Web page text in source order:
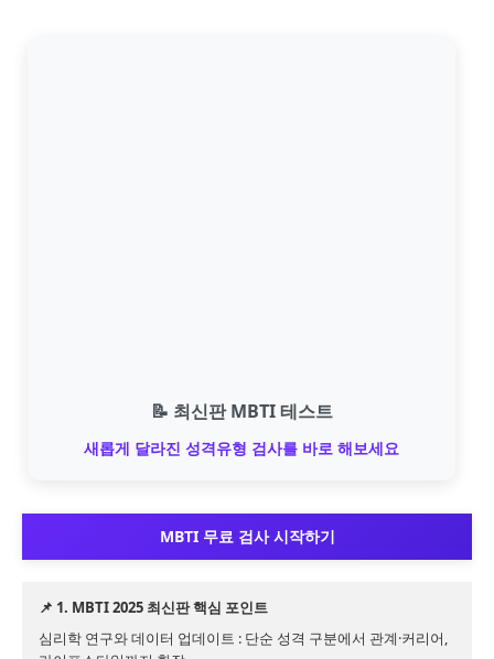
📝 최신판 MBTI 테스트
새롭게 달라진 성격유형 검사를 바로 해보세요
MBTI 무료 검사 시작하기
📌 1. MBTI 2025 최신판 핵심 포인트
심리학 연구와 데이터 업데이트 : 단순 성격 구분에서 관계·커리어,